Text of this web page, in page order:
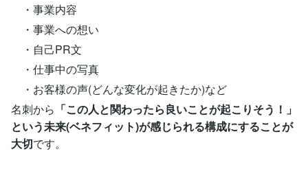
・事業内容
・事業への想い
・自己PR文
・仕事中の写真
・お客様の声(どんな変化が起きたか)など
名刺から 「この人と関わったら良いことが起こりそう！」
という未来(ベネフィット)が感じられる構成にすることが
大切です。